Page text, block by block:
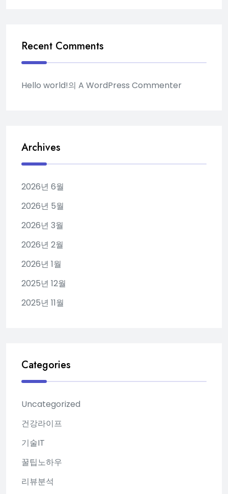
Recent Comments
Hello world!의 A WordPress Commenter
Archives
2026년 6월
2026년 5월
2026년 3월
2026년 2월
2026년 1월
2025년 12월
2025년 11월
Categories
Uncategorized
건강라이프
기술IT
꿀팁노하우
리뷰분석